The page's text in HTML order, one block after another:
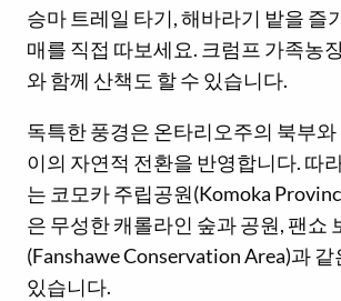
승마 트레일 타기, 해바라기 밭을 즐
매를 직접 따보세요. 크럼프 가족농
와 함께 산책도 할 수 있습니다.
독특한 풍경은 온타리오주의 북부
이의 자연적 전환을 반영합니다. 따
는 코모카 주립공원(Komoka
은 무성한 캐롤라인 숲과 공원, 팬쇼
(Fanshawe Conservation Area)과
있습니다.